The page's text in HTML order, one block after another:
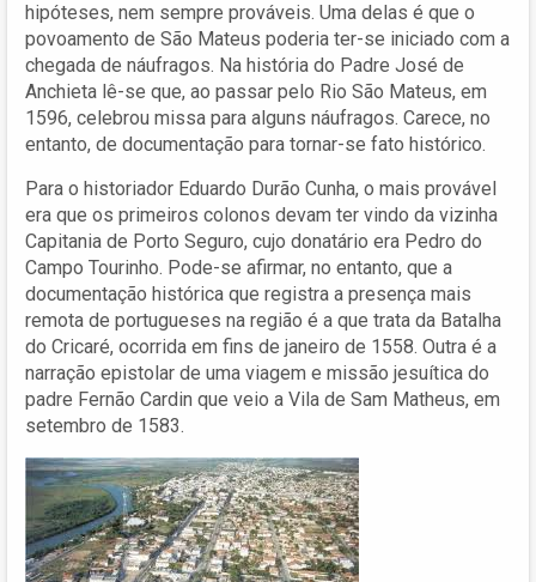
hipóteses, nem sempre prováveis. Uma delas é que o
povoamento de São Mateus poderia ter-se iniciado com a
chegada de náufragos. Na história do Padre José de
Anchieta lê-se que, ao passar pelo Rio São Mateus, em
1596, celebrou missa para alguns náufragos. Carece, no
entanto, de documentação para tornar-se fato histórico.
Para o historiador Eduardo Durão Cunha, o mais provável
era que os primeiros colonos devam ter vindo da vizinha
Capitania de Porto Seguro, cujo donatário era Pedro do
Campo Tourinho. Pode-se afirmar, no entanto, que a
documentação histórica que registra a presença mais
remota de portugueses na região é a que trata da Batalha
do Cricaré, ocorrida em fins de janeiro de 1558. Outra é a
narração epistolar de uma viagem e missão jesuítica do
padre Fernão Cardin que veio a Vila de Sam Matheus, em
setembro de 1583.